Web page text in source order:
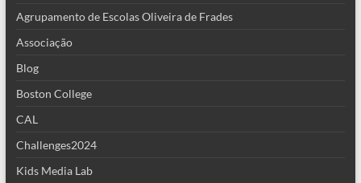
Agrupamento de Escolas Oliveira de Frades
Associação
Blog
Boston College
CAL
Challenges2024
Kids Media Lab